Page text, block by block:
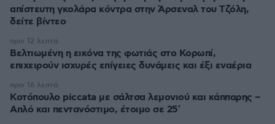
απίστευτη γκολάρα κόντρα στην Άρσεναλ του Τζόλη,
δείτε βίντεο
Βελτιωμένη η εικόνα της φωτιάς στο Κορωπί,
επιχειρούν ισχυρές επίγειες δυνάμεις και έξι εναέρια
πριν 12 λεπτά
Κοτόπουλο piccata με σάλτσα λεμονιού και κάππαρης –
Απλό και πεντανόστιμο, έτοιμο σε 25′
πριν 16 λεπτά